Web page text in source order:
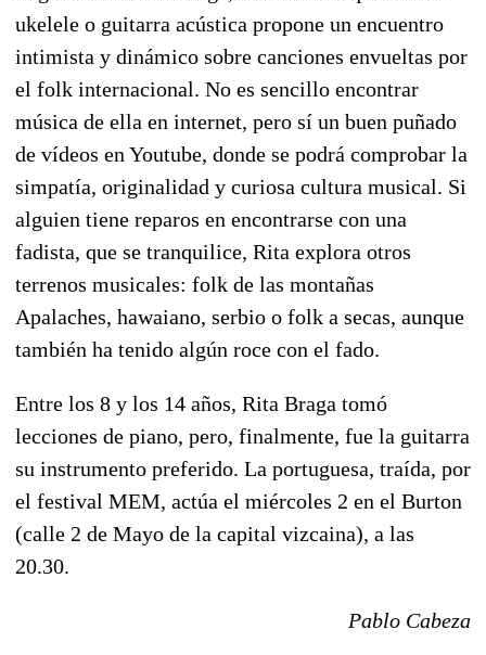
ukelele o guitarra acústica propone un encuentro
intimista y dinámico sobre canciones envueltas por
el folk internacional. No es sencillo encontrar
música de ella en internet, pero sí un buen puñado
de vídeos en Youtube, donde se podrá comprobar la
simpatía, originalidad y curiosa cultura musical. Si
alguien tiene reparos en encontrarse con una
fadista, que se tranquilice, Rita explora otros
terrenos musicales: folk de las montañas
Apalaches, hawaiano, serbio o folk a secas, aunque
también ha tenido algún roce con el fado.
Entre los 8 y los 14 años, Rita Braga tomó
lecciones de piano, pero, finalmente, fue la guitarra
su instrumento preferido. La portuguesa, traída, por
el festival MEM, actúa el miércoles 2 en el Burton
(calle 2 de Mayo de la capital vizcaina), a las
20.30.
Pablo Cabeza